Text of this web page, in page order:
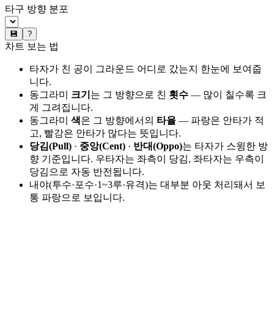
타구 방향 분포
💾 ?
차트 보는 법
타자가 친 공이 그라운드 어디로 갔는지 한눈에 보여줍
니다.
동그라미 크기 는 그 방향으로 친 횟수 — 많이 칠수록 크
게 그려집니다.
동그라미 색은 그 방향에서의 타율 — 파랑은 안타가 적
고, 빨강은 안타가 많다는 뜻입니다.
당김(Pull) · 중앙(Cent) · 반대(Oppo)는 타자가 스윙한 방
향 기준입니다. 우타자는 좌측이 당김, 좌타자는 우측이
당김으로 자동 반전됩니다.
내야(투수·포수·1~3루·유격)는 대부분 아웃 처리돼서 보
통 파랑으로 보입니다.